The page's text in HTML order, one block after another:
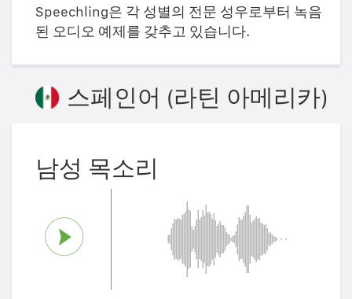
Speechling은 각 성별의 전문 성우로부터 녹음
된 오디오 예제를 갖추고 있습니다.
스페인어 (라틴 아메리카)
남성 목소리